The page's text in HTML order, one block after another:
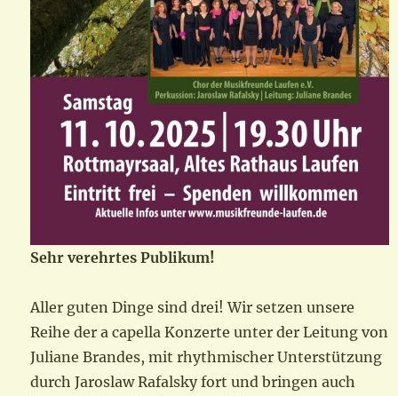
Sehr verehrtes Publikum!
Aller guten Dinge sind drei! Wir setzen unsere
Reihe der a capella Konzerte unter der Leitung von
Juliane Brandes, mit rhythmischer Unterstützung
durch Jaroslaw Rafalsky fort und bringen auch